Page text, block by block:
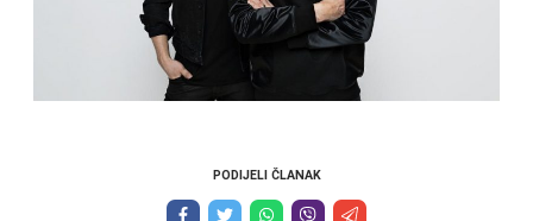
PODIJELI ČLANAK